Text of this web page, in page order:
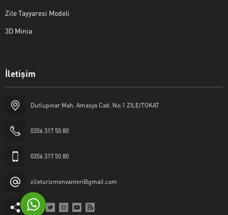
Zile Tayyaresi Modeli
3D Minia
İletişim
Dutlupınar Mah. Amasya Cad. No:1 ZİLE/TOKAT
0356 317 50 80
0356 317 50 80
zileturizmenvanteri@gmail.com